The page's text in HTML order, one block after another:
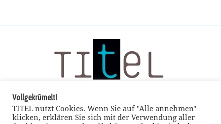
Vollgekrümelt!
TITEL nutzt Cookies. Wenn Sie auf "Alle annehmen"
klicken, erklären Sie sich mit der Verwendung aller